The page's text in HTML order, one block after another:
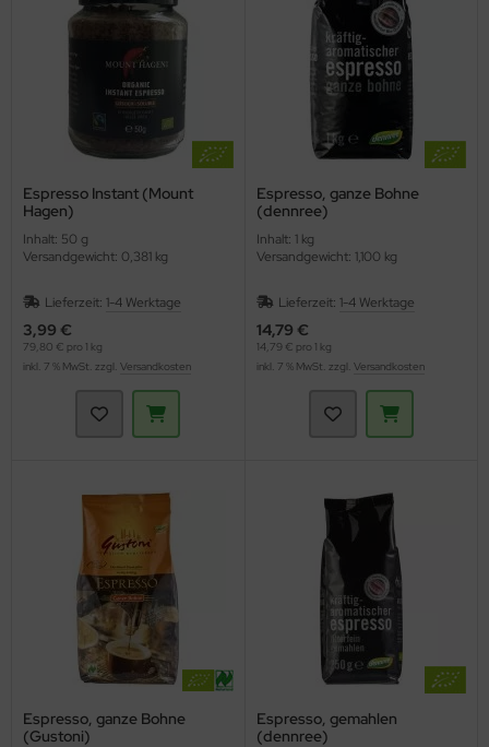
Espresso Instant (Mount
Hagen)
Inhalt: 50 g
Versandgewicht: 0,381 kg
Lieferzeit: 1-4 Werktage
3,99 €
79,80 € pro 1 kg
inkl. 7 % MwSt. zzgl. Versandkosten
Espresso, ganze Bohne
(dennree)
Inhalt: 1 kg
Versandgewicht: 1,100 kg
Lieferzeit: 1-4 Werktage
14,79 €
14,79 € pro 1 kg
inkl. 7 % MwSt. zzgl. Versandkosten
Espresso, ganze Bohne
(Gustoni)
Espresso, gemahlen
(dennree)